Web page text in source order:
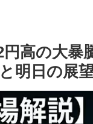
円高の大
明日の展